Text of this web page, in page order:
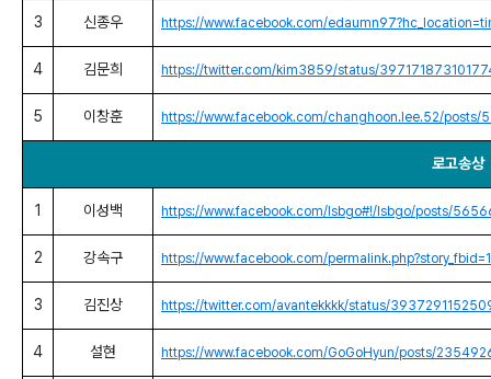
3 신종우 https://www.facebook.com/
4 김문희 https://twitter.com/kim3859/status/
5 이창훈 https://www.facebook.com/changhoon.lee.52/
로고송상
1 이성백 https://www.facebook.com/lsbgo#!/lsbgo/posts/
2 강속구 https://www.facebook.com/
3 김진상 https://twitter.com/avantekkkk/status/
4 설현 https://www.facebook.com/GoGoHyun/posts/